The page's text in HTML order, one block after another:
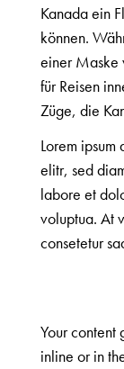
Kanada ein
können.
einer Maske
für Reisen
Züge, die
Lorem
elitr, sed
labore et
voluptua. At
consetetur
Your content
inline or in